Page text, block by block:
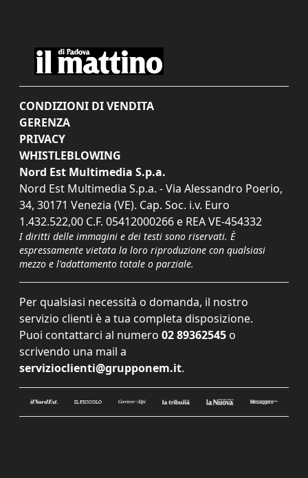
CONDIZIONI DI VENDITA
GERENZA
PRIVACY
WHISTLEBLOWING
Nord Est Multimedia S.p.a.
Nord Est Multimedia S.p.a. - Via Alessandro Poerio,
34, 30171 Venezia (VE). Cap. Soc. i.v. Euro
1.432.522,00 C.F. 05412000266 e REA VE-454332
I diritti delle immagini e dei testi sono riservati. È
espressamente vietata la loro riproduzione con qualsiasi
mezzo e l'adattamento totale o parziale.
Per qualsiasi necessità o domanda, il nostro
servizio clienti è a tua completa disposizione.
Puoi contattarci al numero 02 89362545 o
scrivendo una mail a
servizioclienti@grupponem.it.